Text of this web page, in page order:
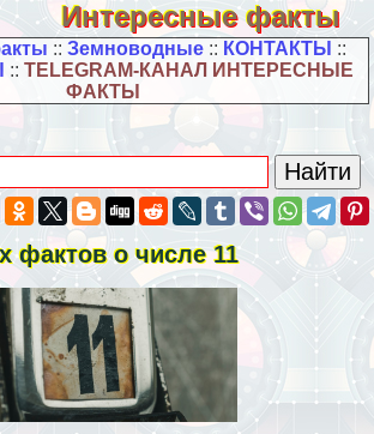
Интересные факты
:: Земноводные:: КОНТАКТЫ ::
::TELEGRAM-КАНАЛ ИНТЕРЕСНЫЕ
ФАКТЫ
фактов о числе 11